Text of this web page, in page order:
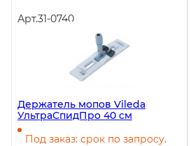
Арт.31-0740
Держатель мопов Vileda
УльтраСпидПро 40 см
Под заказ: срок по запросу.